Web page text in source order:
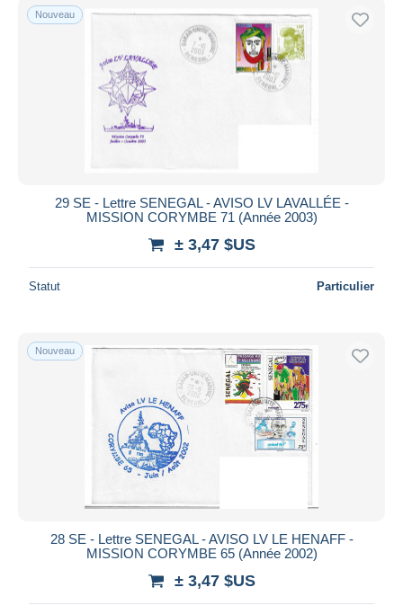
Nouveau
29 SE - Lettre SENEGAL - AVISO LV LAVALLÉE -
MISSION CORYMBE 71 (Année 2003)
± 3,47 $US
Statut Particulier
Nouveau
28 SE - Lettre SENEGAL - AVISO LV LE HENAFF -
MISSION CORYMBE 65 (Année 2002)
± 3,47 $US